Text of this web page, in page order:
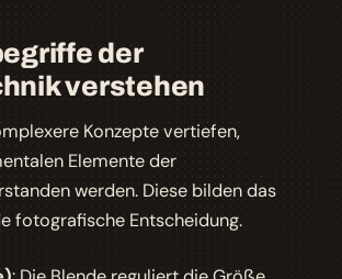
der
verstehen
Konzepte vertiefen,
Elemente der
werden. Diese bilden das
fotografische Entscheidung.